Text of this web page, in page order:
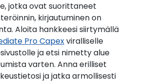
jotka ovat suorittaneet
kirjautuminen on
Aloita hankkeesi siirtymällä
Pro Capexviralliselle
ja etsi nimetty alue
varten. Anna erilliset
ja jatka armollisesti